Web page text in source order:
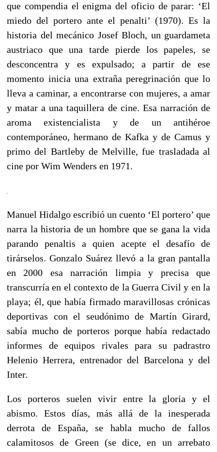
que compendia el enigma del oficio de parar: ‘El
miedo del portero ante el penalti’ (1970). Es la
historia del mecánico Josef Bloch, un guardameta
austriaco que una tarde pierde los papeles, se
desconcentra y es expulsado; a partir de ese
momento inicia una extraña peregrinación que lo
lleva a caminar, a encontrarse con mujeres, a amar
y matar a una taquillera de cine. Esa narración de
aroma existencialista y de un antihéroe
contemporáneo, hermano de Kafka y de Camus y
primo del Bartleby de Melville, fue trasladada al
cine por Wim Wenders en 1971.
Manuel Hidalgo escribió un cuento ‘El portero’ que
narra la historia de un hombre que se gana la vida
parando penaltis a quien acepte el desafío de
tirárselos. Gonzalo Suárez llevó a la gran pantalla
en 2000 esa narración limpia y precisa que
transcurría en el contexto de la Guerra Civil y en la
playa; él, que había firmado maravillosas crónicas
deportivas con el seudónimo de Martín Girard,
sabía mucho de porteros porque había redactado
informes de equipos rivales para su padrastro
Helenio Herrera, entrenador del Barcelona y del
Inter.
Los porteros suelen vivir entre la gloria y el
abismo. Estos días, más allá de la inesperada
derrota de España, se habla mucho de fallos
calamitosos de Green (se dice, en un arrebato